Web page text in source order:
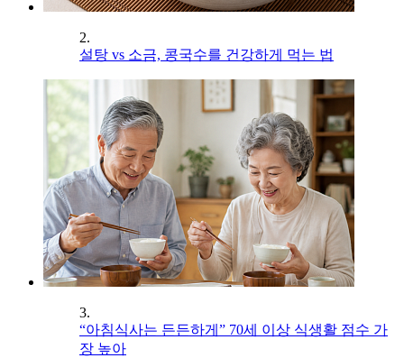
2.
설탕 vs 소금, 콩국수를 건강하게 먹는 법
3.
“아침식사는 든든하게” 70세 이상 식생활 점수 가
장 높아